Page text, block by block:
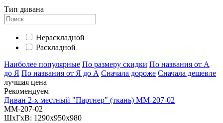
Тип дивана
Нераскладной
Раскладной
Наиболее популярные По размеру скидки По названия от А
до Я По названия от Я до А Сначала дороже Сначала дешевле
лучшая цена
Рекомендуем
Диван 2-х местный "Партнер" (ткань) ММ-207-02
ММ-207-02
ШхГхВ: 1290х950х980